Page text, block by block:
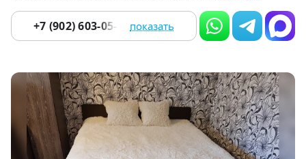
+7 (902) 603-05-15 показать